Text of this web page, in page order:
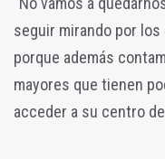
seguir mirando por
porque además
mayores que tienen
acceder a su centro